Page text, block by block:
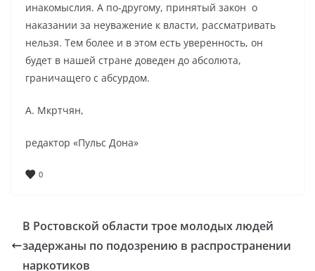
инакомыслия. А по-другому, принятый закон о
наказании за неуважение к власти, рассматривать
нельзя. Тем более и в этом есть уверенность, он
будет в нашей стране доведен до абсолюта,
граничащего с абсурдом.
А. Мкртчян,
редактор «Пульс Дона»
0
В Ростовской области трое молодых людей
задержаны по подозрению в распространении
наркотиков